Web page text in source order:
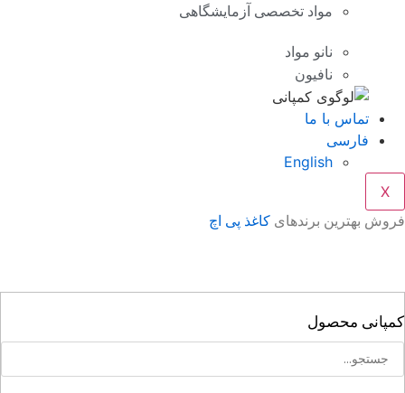
مواد تخصصی آزمایشگاهی
نانو مواد
نافیون
تماس با ما
فارسی
English
بهترین برندهایکاغذ پی اچ
محصول